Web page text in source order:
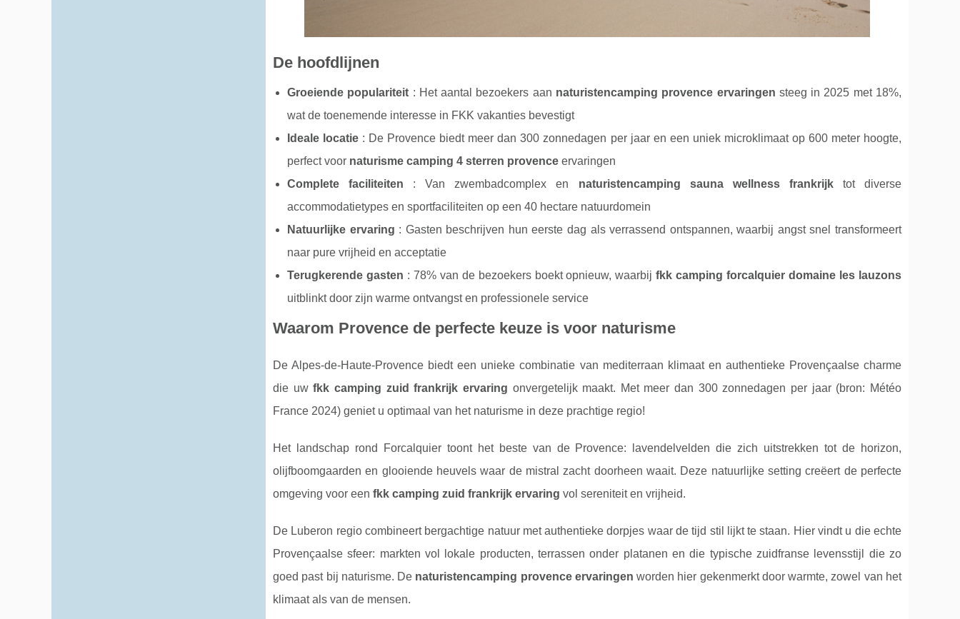
De hoofdlijnen
Groeiende populariteit : Het aantal bezoekers aan naturistencamping provence ervaringen steeg in 2025 met 18%,
wat de toenemende interesse in FKK vakanties bevestigt
Ideale locatie : De Provence biedt meer dan 300 zonnedagen per jaar en een uniek microklimaat op 600 meter hoogte,
perfect voor naturisme camping 4 sterren provence ervaringen
Complete faciliteiten : Van zwembadcomplex en naturistencamping sauna wellness frankrijktot diverse
accommodatietypes en sportfaciliteiten op een 40 hectare natuurdomein
Natuurlijke ervaring : Gasten beschrijven hun eerste dag als verrassend ontspannen, waarbij angst snel transformeert
naar pure vrijheid en acceptatie
Terugkerende gasten : 78% van de bezoekers boekt opnieuw, waarbijfkk camping forcalquier domaine les lauzons
uitblinkt door zijn warme ontvangst en professionele service
Waarom Provence de perfecte keuze is voor naturisme
De Alpes-de-Haute-Provence biedt een unieke combinatie van mediterraan klimaat en authentieke Provençaalse charme
die uwfkk camping zuid frankrijk ervaring onvergetelijk maakt. Met meer dan 300 zonnedagen per jaar (bron: Météo
France 2024) geniet u optimaal van het naturisme in deze prachtige regio!
Het landschap rond Forcalquier toont het beste van de Provence: lavendelvelden die zich uitstrekken tot de horizon,
olijfboomgaarden en glooiende heuvels waar de mistral zacht doorheen waait. Deze natuurlijke setting creëert de perfecte
omgeving voor een fkk camping zuid frankrijk ervaring vol sereniteit en vrijheid.
De Luberon regio combineert bergachtige natuur met authentieke dorpjes waar de tijd stil lijkt te staan. Hier vindt u die echte
Provençaalse sfeer: markten vol lokale producten, terrassen onder platanen en die typische zuidfranse levensstijl die zo
goed past bij naturisme. De naturistencamping provence ervaringen worden hier gekenmerkt door warmte, zowel van het
klimaat als van de mensen.